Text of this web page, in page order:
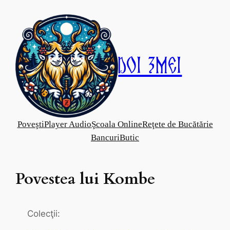
content
Doi Zmei
PoveştiPlayer AudioŞcoala OnlineReţete de Bucătărie
BancuriButic
Povestea lui Kombe
Colecţii: